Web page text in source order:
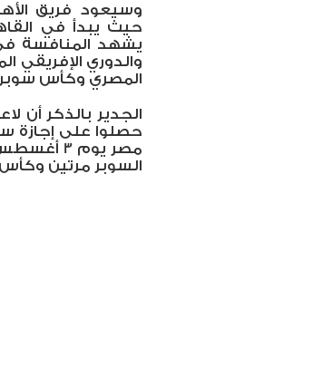
حيث يبدأ في
يشهد المنافسة في
والدوري الإفريقي
المصري وكأس
الجدير بالذكر أن
حصلوا على إجازة
مصر يوم
السوبر مرتين